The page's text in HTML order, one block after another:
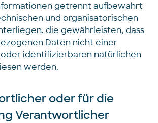
getrennt aufbewahrt
und organisatorischen
die gewährleisten, dass
Daten nicht einer
identifizierbaren natürlichen
werden.
oder für die
Verantwortlicher